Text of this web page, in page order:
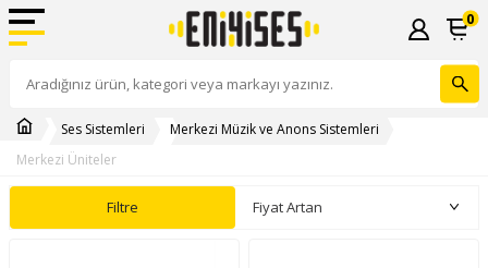
0
Ses Sistemleri
Merkezi Müzik ve Anons Sistemleri
Merkezi Üniteler
Filtre